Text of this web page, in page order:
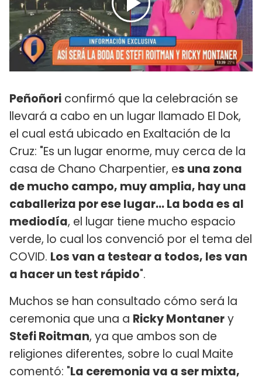
Peñoñori confirmó que la celebración se
llevará a cabo en un lugar llamado El Dok,
el cual está ubicado en Exaltación de la
Cruz: "Es un lugar enorme, muy cerca de la
casa de Chano Charpentier, es una zona
de mucho campo, muy amplia, hay una
caballeriza por ese lugar... La boda es al
mediodía, el lugar tiene mucho espacio
verde, lo cual los convenció por el tema del
COVID. Los van a testear a todos, les van
a hacer un test rápido".
Muchos se han consultado cómo será la
ceremonia que una a Ricky Montanery
Stefi Roitman, ya que ambos son de
religiones diferentes, sobre lo cual Maite
comentó: "La ceremonia va a ser mixta,